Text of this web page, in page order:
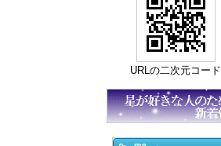
URLの二次元コード